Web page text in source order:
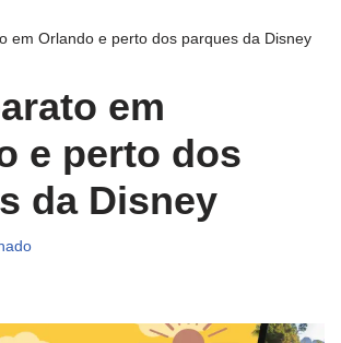
em Orlando e perto dos parques da Disney
em
e perto dos
da Disney